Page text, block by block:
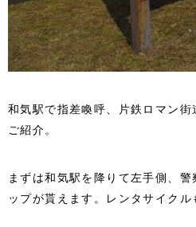
和気駅で指差喚呼、片鉄ロマン
ご紹介。
まずは和気駅を降りて左手側、
ップが貰えます。レンタサイク